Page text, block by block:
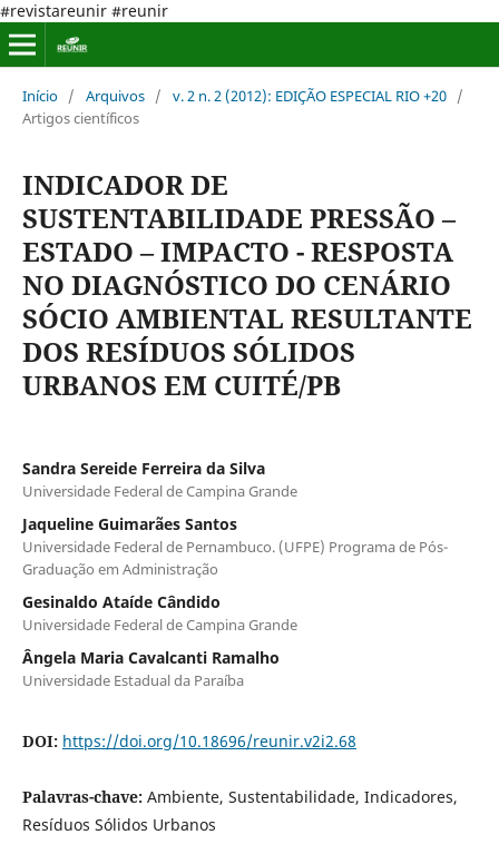
#revistareunir #reunir
Início / Arquivos / v. 2 n. 2 (2012): EDIÇÃO ESPECIAL RIO +20 /
Artigos científicos
INDICADOR DE
SUSTENTABILIDADE PRESSÃO –
ESTADO – IMPACTO - RESPOSTA
NO DIAGNÓSTICO DO CENÁRIO
SÓCIO AMBIENTAL RESULTANTE
DOS RESÍDUOS SÓLIDOS
URBANOS EM CUITÉ/PB
Sandra Sereide Ferreira da Silva
Universidade Federal de Campina Grande
Jaqueline Guimarães Santos
Universidade Federal de Pernambuco. (UFPE) Programa de Pós-
Graduação em Administração
Gesinaldo Ataíde Cândido
Universidade Federal de Campina Grande
Ângela Maria Cavalcanti Ramalho
Universidade Estadual da Paraíba
DOI: https://doi.org/10.18696/reunir.v2i2.68
Palavras-chave: Ambiente, Sustentabilidade, Indicadores,
Resíduos Sólidos Urbanos